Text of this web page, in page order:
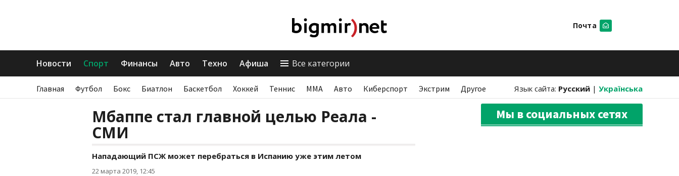
Почта
Новости Спорт Финансы Авто Техно Афиша Все категории
Главная Футбол Бокс Биатлон Баскетбол Хоккей Теннис ММА Авто Киберспорт Экстрим Другое Язык сайта: Русский | Українська
Мбаппе стал главной целью Реала -
СМИ
Нападающий ПСЖ может перебраться в Испанию уже этим летом
22 марта 2019, 12:45
Мы в социальных сетях